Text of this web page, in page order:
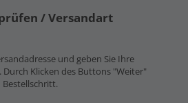
/ Versandart
und geben Sie Ihre
Durch Klicken des Buttons "Weiter"
Bestellschritt.